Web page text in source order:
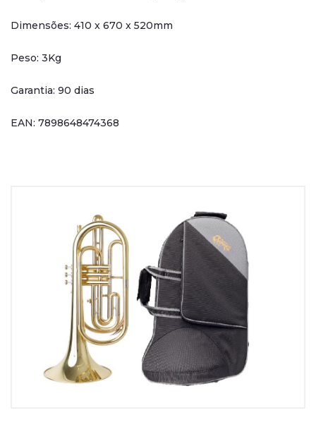
Dimensões: 410 x 670 x 520mm
Peso: 3Kg
Garantia: 90 dias
EAN: 7898648474368